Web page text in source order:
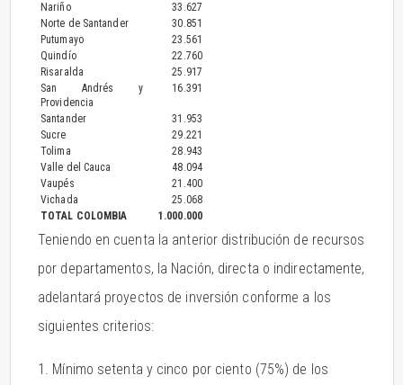
Nariño
33.627
Norte de Santander
30.851
Putumayo
23.561
Quindío
22.760
Risaralda
25.917
San Andrés y
Providencia
16.391
Santander
31.953
Sucre
29.221
Tolima
28.943
Valle del Cauca
48.094
Vaupés
21.400
Vichada
25.068
TOTAL COLOMBIA
1.000.000
Teniendo en cuenta la anterior distribución de recursos
por departamentos, la Nación, directa o indirectamente,
adelantará proyectos de inversión conforme a los
siguientes criterios:
1. Mínimo setenta y cinco por ciento (75%) de los